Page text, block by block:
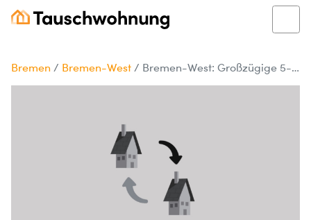
Bremen / Bremen-West / Bremen-West: Großzügige 5-Zimmer-Wohnung